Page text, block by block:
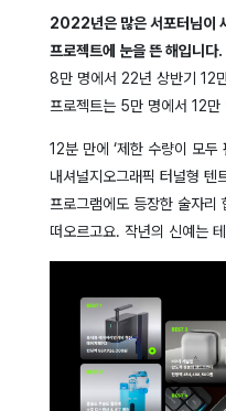
2022년은 많은 서포터님이
프로젝트에 눈을 뜬 해입니다.
8만 명에서 22년 상반기 12
프로젝트는 5만 명에서 12만
12분 만에 ‘제한 수량이 모두
내셔널지오그래픽 터널형 텐
프로그램에도 등장한 술자리
떠오르고요. 작년의 신예는